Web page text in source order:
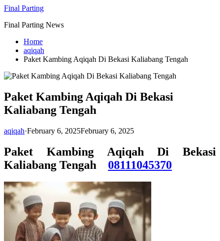
Skip
content
Final Parting
Final Parting News
Home
aqiqah
Paket Kambing Aqiqah Di Bekasi Kaliabang Tengah
Paket Kambing Aqiqah Di Bekasi
Kaliabang Tengah
aqiqah·February 6, 2025February 6, 2025
Paket Kambing Aqiqah Di Bekasi
Kaliabang Tengah 08111045370